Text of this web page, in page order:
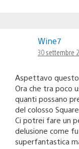
Wine7
30 settembre
Aspettavo
Ora che tra poco
quanti possano
del colosso
Ci potrei fare un
delusione come
superfantastica